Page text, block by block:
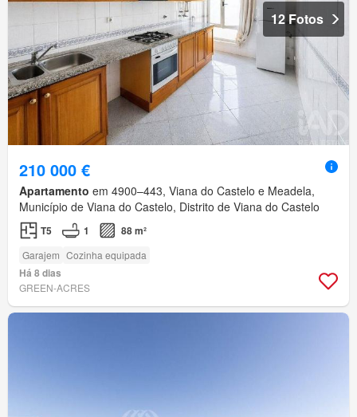
12 Fotos
210 000 €
Apartamento em 4900–443, Viana do Castelo e Meadela,
Município de Viana do Castelo, Distrito de Viana do Castelo
T5 1 88 m²
Garajem Cozinha equipada
Há 8 dias
GREEN-ACRES